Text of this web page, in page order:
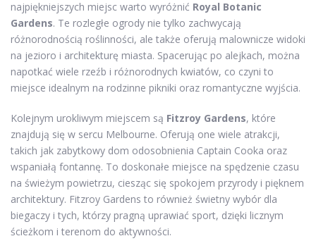
najpiękniejszych miejsc warto wyróżnić Royal Botanic
Gardens. Te rozległe ogrody nie tylko zachwycają
różnorodnością roślinności, ale także oferują malownicze widoki
na jezioro i architekturę miasta. Spacerując po alejkach, można
napotkać wiele rzeźb i różnorodnych kwiatów, co czyni to
miejsce idealnym na rodzinne pikniki oraz romantyczne wyjścia.
Kolejnym urokliwym miejscem są Fitzroy Gardens, które
znajdują się w sercu Melbourne. Oferują one wiele atrakcji,
takich jak zabytkowy dom odosobnienia Captain Cooka oraz
wspaniałą fontannę. To doskonałe miejsce na spędzenie czasu
na świeżym powietrzu, ciesząc się spokojem przyrody i pięknem
architektury. Fitzroy Gardens to również świetny wybór dla
biegaczy i tych, którzy pragną uprawiać sport, dzięki licznym
ścieżkom i terenom do aktywności.